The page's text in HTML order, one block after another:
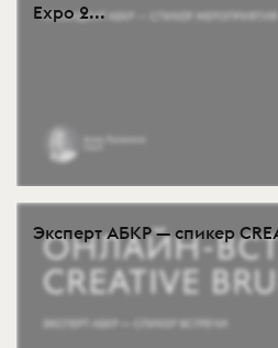
Expo 2...
Эксперт АБКР — спикер